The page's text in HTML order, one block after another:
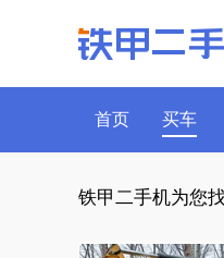
首页 买车
铁甲二手机为您